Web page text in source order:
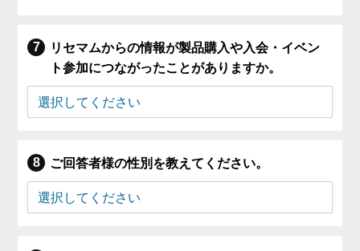
リセマムからの情報が製品購入や入会・イベン
ト参加につながったことがありますか。
ご回答者様の性別を教えてください。